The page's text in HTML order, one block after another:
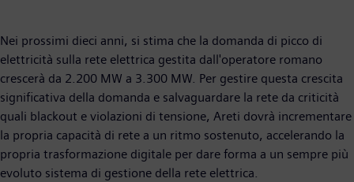
Nei prossimi dieci anni, si stima che la domanda di picco di
elettricità sulla rete elettrica gestita dall'operatore romano
crescerà da 2.200 MW a 3.300 MW. Per gestire questa crescita
significativa della domanda e salvaguardare la rete da criticità
quali blackout e violazioni di tensione, Areti dovrà incrementare
la propria capacità di rete a un ritmo sostenuto, accelerando la
propria trasformazione digitale per dare forma a un sempre più
evoluto sistema di gestione della rete elettrica.